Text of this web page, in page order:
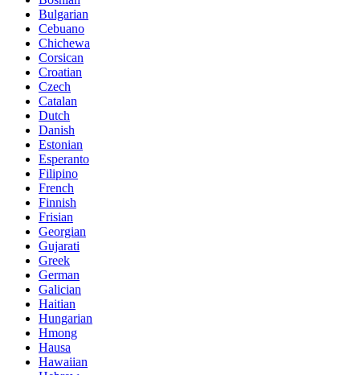
Bulgarian
Cebuano
Chichewa
Corsican
Croatian
Czech
Catalan
Dutch
Danish
Estonian
Esperanto
Filipino
French
Finnish
Frisian
Georgian
Gujarati
Greek
German
Galician
Haitian
Hungarian
Hmong
Hausa
Hawaiian